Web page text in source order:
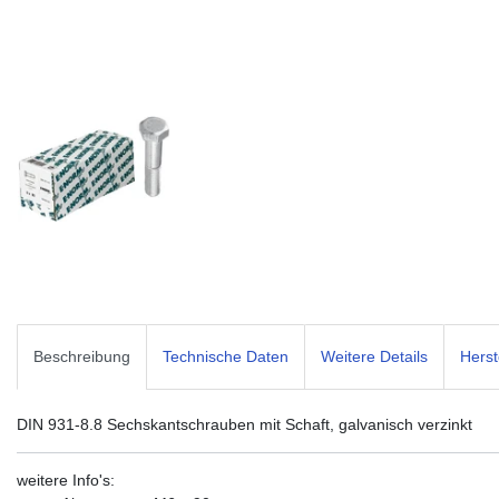
Beschreibung Technische Daten Weitere Details
DIN 931-8.8 Sechskantschrauben mit Schaft, galvanisch verzinkt
weitere Info's: